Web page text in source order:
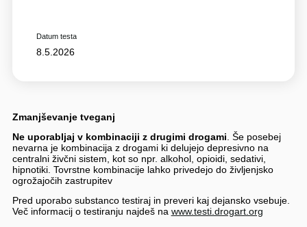
Datum testa
8.5.2026
Zmanjševanje tveganj
Ne uporabljaj v kombinaciji z drugimi drogami . Še posebej
nevarna je kombinacija z drogami ki delujejo depresivno na
centralni živčni sistem, kot so npr. alkohol, opioidi, sedativi,
hipnotiki. Tovrstne kombinacije lahko privedejo do življenjsko
ogrožajočih zastrupitev
Pred uporabo substanco testiraj in preveri kaj dejansko vsebuje.
Več informacij o testiranju najdeš na www.testi.drogart.org